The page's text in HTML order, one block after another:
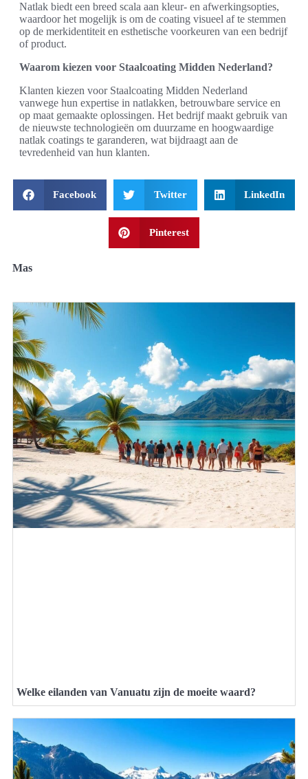
Natlak biedt een breed scala aan kleur- en afwerkingsopties,
waardoor het mogelijk is om de coating visueel af te stemmen
op de merkidentiteit en esthetische voorkeuren van een bedrijf
of product.
Waarom kiezen voor Staalcoating Midden Nederland?
Klanten kiezen voor Staalcoating Midden Nederland
vanwege hun expertise in natlakken, betrouwbare service en
op maat gemaakte oplossingen. Het bedrijf maakt gebruik van
de nieuwste technologieën om duurzame en hoogwaardige
natlak coatings te garanderen, wat bijdraagt aan de
tevredenheid van hun klanten.
Facebook Twitter LinkedIn
Pinterest
Mas
Welke eilanden van Vanuatu zijn de moeite waard?